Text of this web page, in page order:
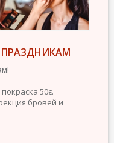
50є.
бровей и